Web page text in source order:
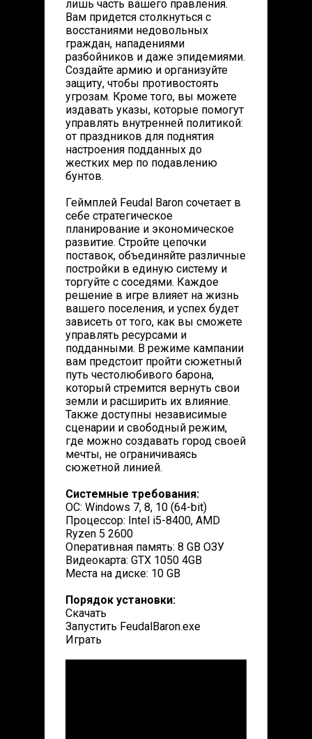
лишь часть вашего правления.
Вам придется столкнуться с
восстаниями недовольных
граждан, нападениями
разбойников и даже эпидемиями.
Создайте армию и организуйте
защиту, чтобы противостоять
угрозам. Кроме того, вы можете
издавать указы, которые помогут
управлять внутренней политикой:
от праздников для поднятия
настроения подданных до
жестких мер по подавлению
бунтов.
Геймплей Feudal Baron сочетает в
себе стратегическое
планирование и экономическое
развитие. Стройте цепочки
поставок, объединяйте различные
постройки в единую систему и
торгуйте с соседями. Каждое
решение в игре влияет на жизнь
вашего поселения, и успех будет
зависеть от того, как вы сможете
управлять ресурсами и
подданными. В режиме кампании
вам предстоит пройти сюжетный
путь честолюбивого барона,
который стремится вернуть свои
земли и расширить их влияние.
Также доступны независимые
сценарии и свободный режим,
где можно создавать город своей
мечты, не ограничиваясь
сюжетной линией.
Системные требования:
ОС: Windows 7, 8, 10 (64-bit)
Процессор: Intel i5-8400, AMD
Ryzen 5 2600
Оперативная память: 8 GB ОЗУ
Видеокарта: GTX 1050 4GB
Места на диске: 10 GB
Порядок установки:
Скачать
Запустить FeudalBaron.exe
Играть